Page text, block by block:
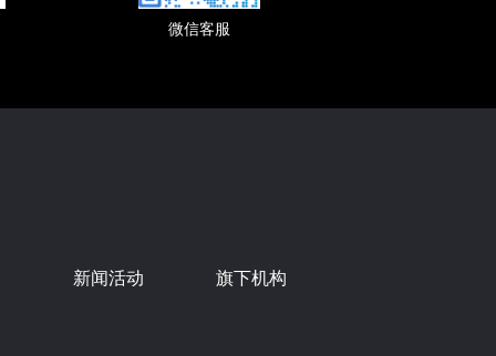
微信客服
新闻活动 旗下机构